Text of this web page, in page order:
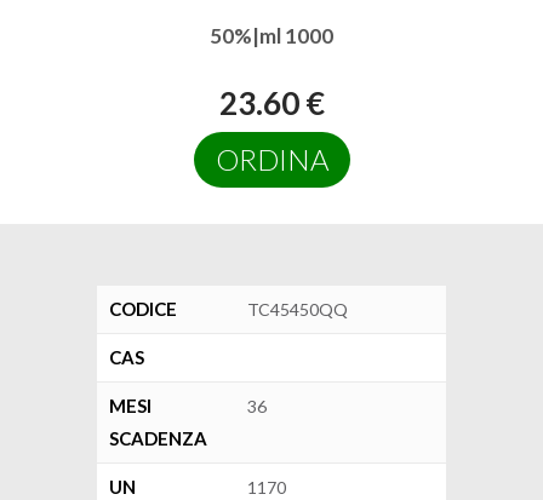
50%|ml 1000
23.60 €
ORDINA
CODICE TC45450QQ
CAS
MESI
SCADENZA
36
UN 1170